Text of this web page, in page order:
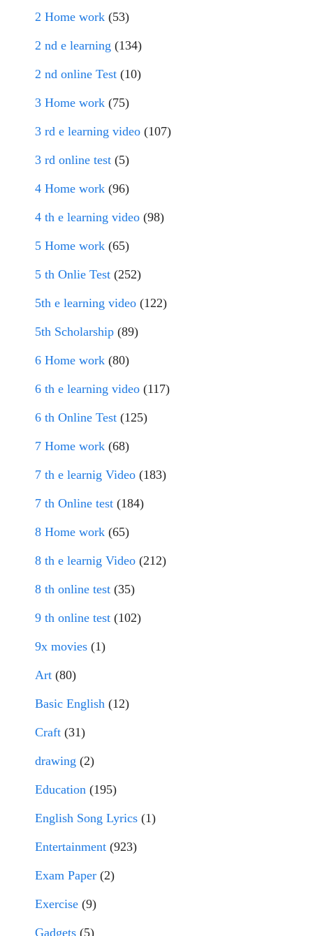
2 Home work (53)
2 nd e learning (134)
2 nd online Test (10)
3 Home work (75)
3 rd e learning video (107)
3 rd online test (5)
4 Home work (96)
4 th e learning video (98)
5 Home work (65)
5 th Onlie Test (252)
5th e learning video (122)
5th Scholarship (89)
6 Home work (80)
6 th e learning video (117)
6 th Online Test (125)
7 Home work (68)
7 th e learnig Video (183)
7 th Online test (184)
8 Home work (65)
8 th e learnig Video (212)
8 th online test (35)
9 th online test (102)
9x movies (1)
Art (80)
Basic English (12)
Craft (31)
drawing (2)
Education (195)
English Song Lyrics (1)
Entertainment (923)
Exam Paper (2)
Exercise (9)
Gadgets (5)